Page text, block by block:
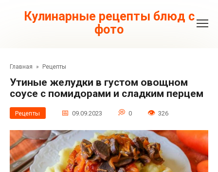
контентуКулинарные рецепты блюд с
фото
Главная » Рецепты
Утиные желудки в густом овощном
соусе с помидорами и сладким перцем
Рецепты 09.09.2023 0 326